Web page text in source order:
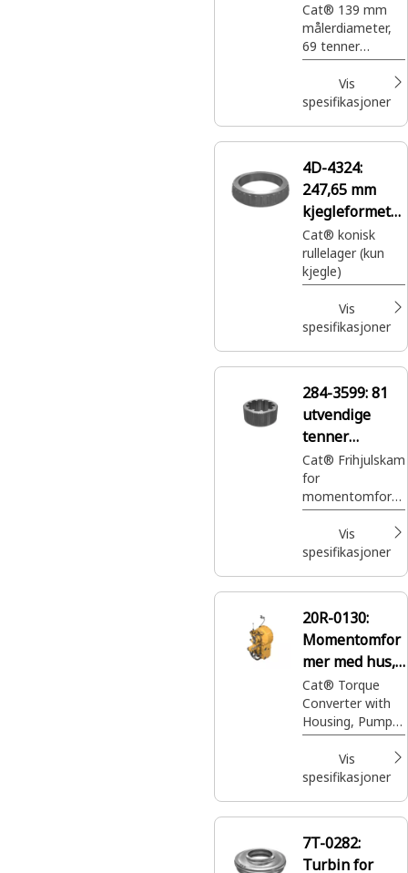
Cat® 139 mm
målerdiameter,
69 tenner
frihjulskam for
opplåsingsmome
ntomformer og
Vis
spesifikasjoner
4D-4324:
247,65 mm
kjegleformet
lager med
koniske ruller
Cat® konisk
rullelager (kun
kjegle)
Vis
spesifikasjoner
284-3599:81
utvendige
tenner
frihjulskam
Cat® Frihjulskam
for
momentomform
er gir presis
innkobling og
frakobling av
eren
Vis
spesifikasjoner
20R-0130:
Momentomfor
mer med hus,
pumpe og
ventil
Cat® Torque
Converter with
Housing, Pump
& Valve
Vis
spesifikasjoner
7T-0282:
Turbin for